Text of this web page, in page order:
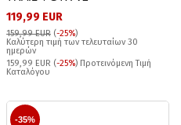
119,99 EUR
159,99 EUR (-25%)
Καλύτερη τιμή των τελευταίων 30
ημερών
159,99 EUR (-25%) Προτεινόμενη Τιμή
Καταλόγου
-35%